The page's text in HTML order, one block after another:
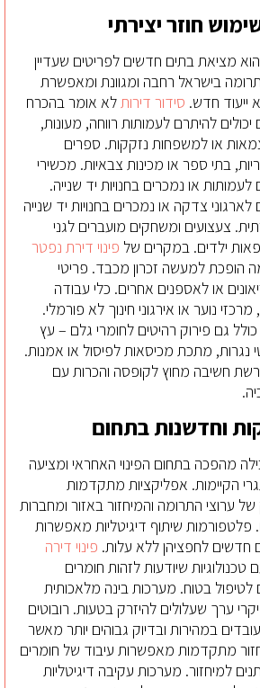
חוזר יצירתי
הוא מציאת בתים חדשים לפריטים שעדיין
בישראל רחבה ומגוונת ומאפשרת
ייעוד חדש. סידור דירותלא אומר בהכרח
להיתרם לעמותות רווחה, מעונות,
או למשפחות נזקקות. ספרים
בתי ספר או מכינות צבאיות. מכשירי
או נמכרים בחנויות יד שנייה.
צדקה או נמכרים בחנויות יד שנייה
צעצועים ומשחקים מועברים לגני
ילדים. במקרים של פינוי דירת נפטר
הופכת למעשה זכרון מכבד. פריטי
או לאספנים אחרים. כלי עבודה
נוער או אירגוני חינוך לא פורמלי.
גם פירוק רהיטים לחומרי גלם – עץ
נגרות, מתכת מכיסאות לפיסול או אמנות.
חשיבה מחוץ לקופסה והכרות עם
וחדשנות בתחום
מהפכה בתחום הפינוי האחראי ומציעה
הקיימות. אפליקציות מתקדמות
ערוצי התרומה והמיחזור באזור ומחברות
פלטפורמות שיתוף דיגיטליות מאפשרות
לחפציהן ללא עלות. פינוי דירה
שיודעות לזהות חומרים
לטיפול בטוח. מערכות בינה מלאכותית
יקרי ערך שעלולים להיזרק בטעות. רובוטים
במהירות ובדיוק גבוהים יותר מאשר
מיחזור מתקדמות מאפשרות עיבוד של חומרים
למיחזור. מערכות עקיבה דיגיטליות